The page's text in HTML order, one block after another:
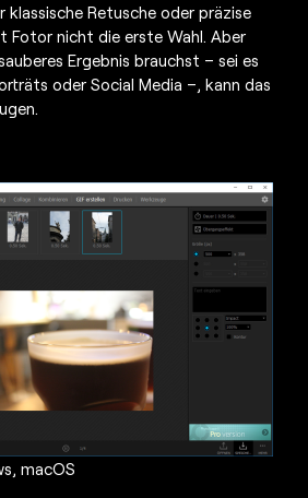
klassische Retusche oder präzise
Fotor nicht die erste Wahl. Aber
Ergebnis brauchst – sei es
oder Social Media –, kann das
macOS